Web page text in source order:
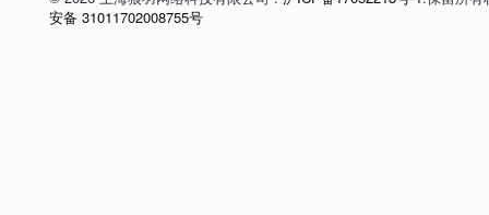
安备 31011702008755号